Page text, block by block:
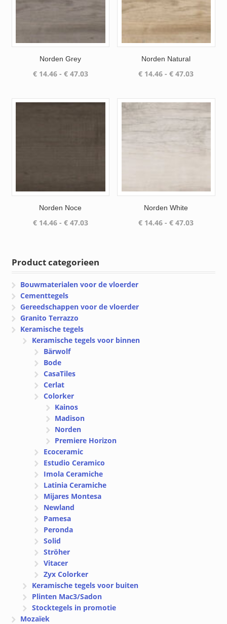
Norden Grey
€14.46 - €47.03Prijsklasse:
Norden Natural
€ 14.46 - € 47.03
Norden Noce
€14.46 - €47.03Prijsklasse:
Norden White
€ 14.46 - € 47.03
Product categorieen
Bouwmaterialen voor de vloerder
Cementtegels
Gereedschappen voor de vloerder
Granito Terrazzo
Keramische tegels
Keramische tegels voor binnen
Bärwolf
Bode
CasaTiles
Cerlat
Colorker
Kainos
Madison
Norden
Premiere Horizon
Ecoceramic
Estudio Ceramico
Imola Ceramiche
Latinia Ceramiche
Mijares Montesa
Newland
Pamesa
Peronda
Solid
Ströher
Vitacer
Zyx Colorker
Keramische tegels voor buiten
Plinten Mac3/Sadon
Stocktegels in promotie
Mozaïek